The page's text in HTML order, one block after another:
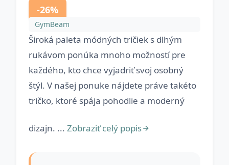
-26%
GymBeam
Široká paleta módných tričiek s dlhým
rukávom ponúka mnoho možností pre
každého, kto chce vyjadriť svoj osobný
štýl. V našej ponuke nájdete práve takéto
tričko, ktoré spája pohodlie a moderný
dizajn. ... Zobraziť celý popis